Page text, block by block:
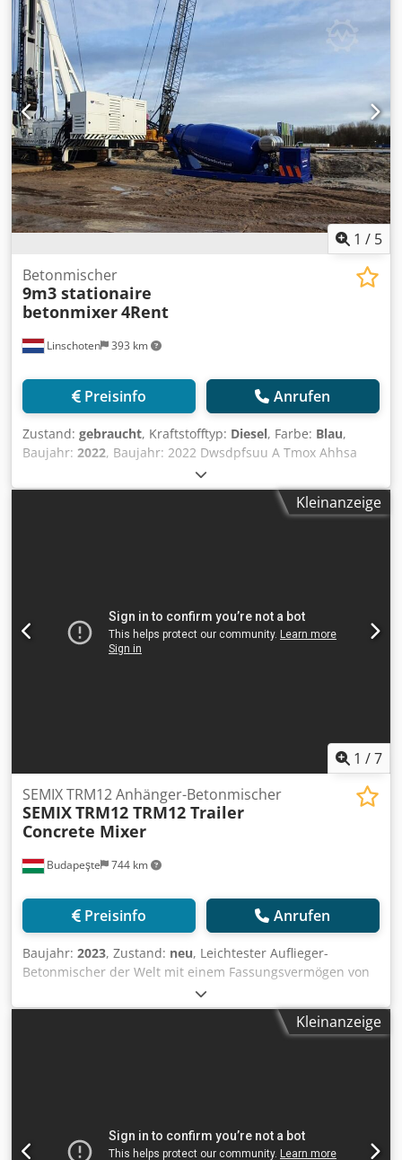
1 / 5
Linschoten 393 km
Betonmischer
9m3 stationaire
betonmixer4Rent
Preisinfo Anrufen
Zustand: gebraucht, Kraftstofftyp: Diesel, Farbe: Blau,
Baujahr: 2022, Baujahr: 2022 Dwsdpfsuu A Tmox Ahhsa
Verwendbares Material: Beton CE-Kennzeichnung: ja
Schäden: keines Preis: Auf Anfrage Referenznummer: 9
Kleinanzeige
1 /7
Budapeşte 744 km
SEMIX TRM12 Anhänger-Betonmischer
SEMIXTRM12 TRM12 Trailer
Concrete Mixer
Preisinfo Anrufen
Baujahr: 2023, Zustand: neu, Leichtester Auflieger-
Betonmischer der Welt mit einem Fassungsvermögen von
12 m³. Dwodpfxegavdve Ahhoa
Kleinanzeige